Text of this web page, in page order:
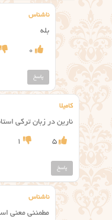
ناشناس
بله
0
پاسخ
کامیلا
نارین در زبان ترکی
5
1
پاسخ
ناشناس
مطمئنی معنی